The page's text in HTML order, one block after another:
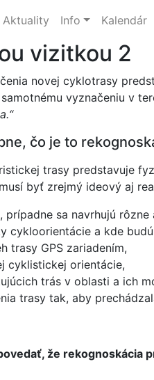
Aktuality Info Kalendár
vizitkou 2
novej cyklotrasy
vyznačeniu v
čo je to
trasy predstavuje
byť zrejmý ideový aj
sa navrhujú
cykloorientácie a kde
trasy GPS zariadením,
cyklistickej orientácie,
trás v oblasti a ich
trasy tak, aby
že